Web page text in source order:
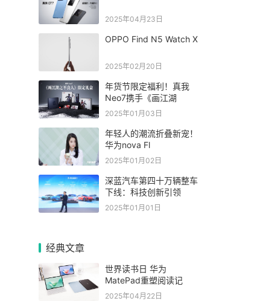
2025年04月23日
OPPO Find N5 Watch X
2025年02月20日
年货节限定福利！真我
Neo7携手《画江湖
2025年01月03日
年轻人的潮流折叠新宠！
华为nova Fl
2025年01月02日
深蓝汽车第四十万辆整车
下线：科技创新引领
2025年01月01日
经典文章
世界读书日 华为
MatePad重塑阅读记
2025年04月22日